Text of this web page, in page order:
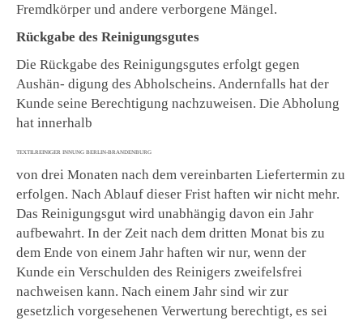
Fremdkörper und andere verborgene Mängel.
Rückgabe des Reinigungsgutes
Die Rückgabe des Reinigungsgutes erfolgt gegen
Aushän- digung des Abholscheins. Andernfalls hat der
Kunde seine Berechtigung nachzuweisen. Die Abholung
hat innerhalb
TEXTILREINIGER INNUNG BERLIN-BRANDENBURG
von drei Monaten nach dem vereinbarten Liefertermin zu
erfolgen. Nach Ablauf dieser Frist haften wir nicht mehr.
Das Reinigungsgut wird unabhängig davon ein Jahr
aufbewahrt. In der Zeit nach dem dritten Monat bis zu
dem Ende von einem Jahr haften wir nur, wenn der
Kunde ein Verschulden des Reinigers zweifelsfrei
nachweisen kann. Nach einem Jahr sind wir zur
gesetzlich vorgesehenen Verwertung berechtigt, es sei